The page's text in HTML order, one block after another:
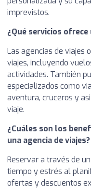
imprevistos.
¿Qué servicios ofrece
Las agencias de viajes
viajes, incluyendo
actividades. También
especializados como
aventura, cruceros y
viaje.
¿Cuáles son los
una agencia de viajes?
Reservar a través de
tiempo y estrés al
ofertas y descuentos